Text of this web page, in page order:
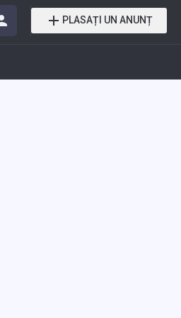
PLASAȚI UN ANUNȚ